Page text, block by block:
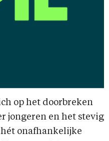
op het doorbreken
jongeren en het stevig
hét onafhankelijke